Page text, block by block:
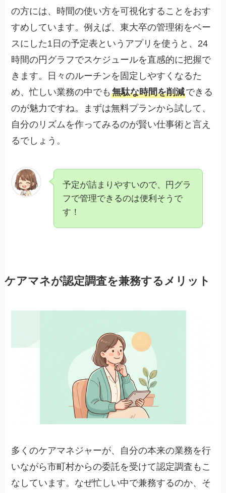
の方には、時間の使い方を可視化することをおす
すめしています。例えば、東大卒の管理術をベー
スにした1日の予定表というアプリを使うと、24
時間の円グラフでスケジュールを直感的に把握で
きます。日々のルーチンを固定しやすくなるた
め、忙しい業務の中でも無駄な時間を削減できる
のが魅力ですね。まずは無料プランから試して、
自分のリズムを作ってみるのが賢い仕事術と言え
るでしょう。
予定が詰まりやすいので、円グラ
フで管理できるのは便利そうで
す！
ケアマネが認定調査を兼務するメリット
多くのケアマネジャーが、自分の本来の業務を行
いながら市町村からの委託を受けて認定調査もこ
なしています。なぜ忙しい中で兼務するのか、そ